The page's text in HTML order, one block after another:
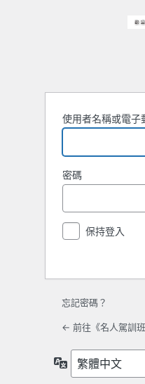
使用者名稱或電子
密碼
保持登入
忘記密碼？
← 前往《名人駕訓班
言